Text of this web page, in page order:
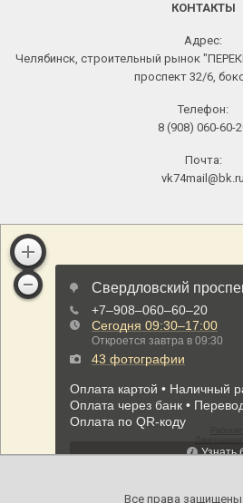
КОНТАКТЫ
Адрес:
Челябинск, строительный рынок
проспект 32/6,
Телефон:
8 (908) 060-60-
Почта:
vk74mail@bk.ru
Все права